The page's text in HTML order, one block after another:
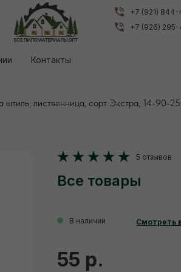
Контакты
+7 (921)
+7 (926)
Контакты
+7 (921)
+7 (926)
штиль, лиственница, сорт Экстра, 14-90-
Все товары
55 р.
В наличии Смотреть
5 отзывов